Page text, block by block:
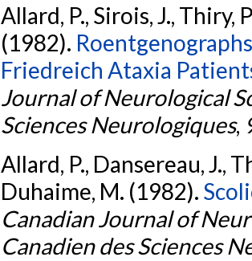
Allard, P., Sirois, J., Thiry,
(1982).
Friedreich Ataxia
Journal of Neurological
Sciences Neurologiques,
Allard, P., Dansereau, J.,
Duhaime, M. (1982).
Canadian Journal of
Canadien des Sciences